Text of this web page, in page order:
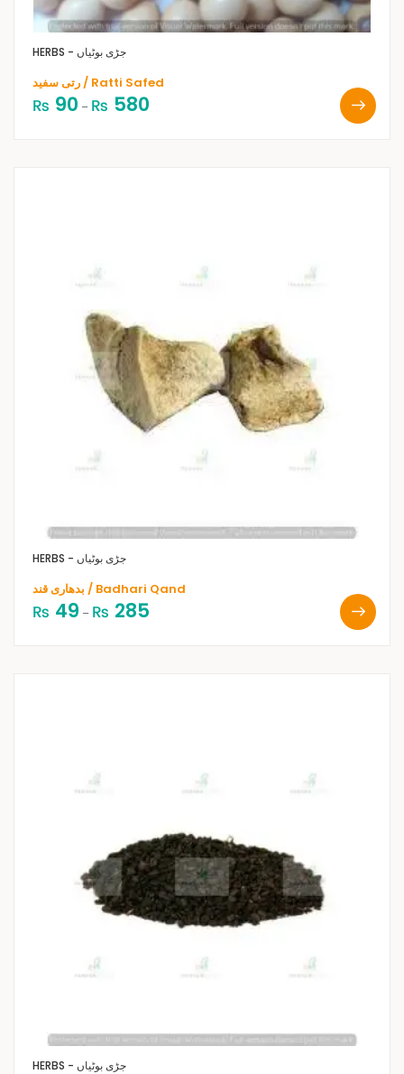
HERBS - جڑی بوٹیاں
رتی سفید / Ratti Safed
₨ 90 – ₨ 580
HERBS - جڑی بوٹیاں
بدھاری قند / Badhari Qand
₨ 49 – ₨ 285
HERBS - جڑی بوٹیاں